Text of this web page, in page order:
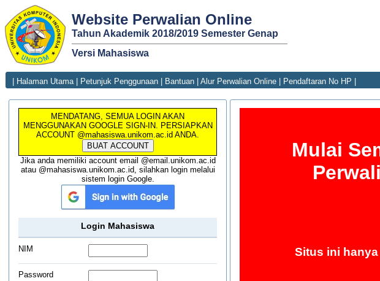
Website Perwalian Online
Tahun Akademik 2018/2019 Semester Genap
Versi Mahasiswa
Halaman Utama| Petunjuk Penggunaan Bantuan Alur Perwalian Online Pendaftaran No HP
MENDATANG, SEMUA LOGIN AKAN
MENGGUNAKAN GOOGLE SIGN-IN. PERSIAPKAN
ACCOUNT @mahasiswa.unikom.ac.id ANDA.
BUAT ACCOUNT
Jika anda memiliki account email @email.unikom.ac.id
atau @mahasiswa.unikom.ac.id, silahkan login melalui
sistem login Google.
Login Mahasiswa
NIM
Password
Mulai
Situs ini